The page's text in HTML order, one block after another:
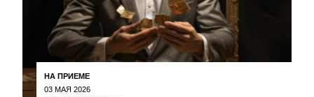
НА ПРИЕМЕ
03 МАЯ 2026